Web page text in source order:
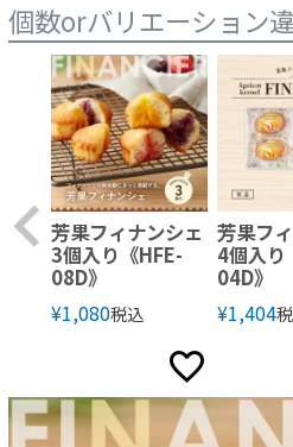
個数orバリエーション
芳果フィナンシェ
3個入り《HFE-
08D》
¥1,080税込
芳果フ
4個入り
04D》
¥1,404